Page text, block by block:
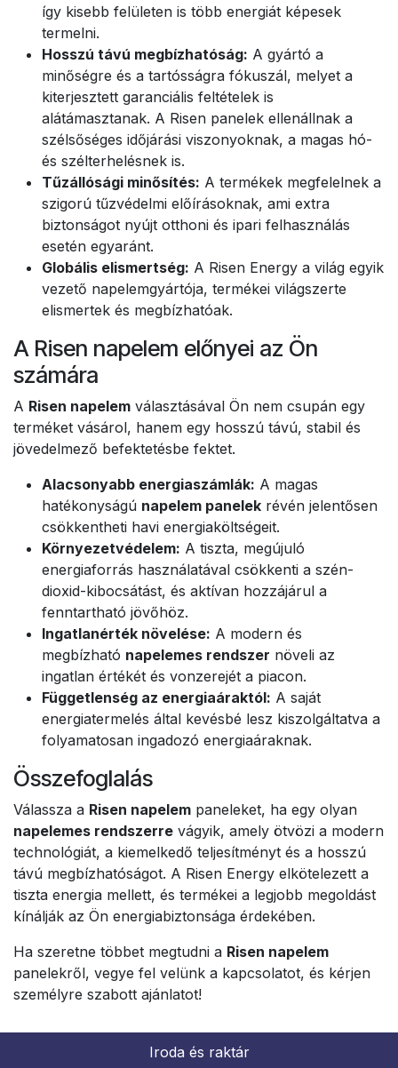
így kisebb felületen is több energiát képesek
termelni.
Hosszú távú megbízhatóság: A gyártó a
minőségre és a tartósságra fókuszál, melyet a
kiterjesztett garanciális feltételek is
alátámasztanak. A Risen panelek ellenállnak a
szélsőséges időjárási viszonyoknak, a magas hó-
és szélterhelésnek is.
Tűzállósági minősítés: A termékek megfelelnek a
szigorú tűzvédelmi előírásoknak, ami extra
biztonságot nyújt otthoni és ipari felhasználás
esetén egyaránt.
Globális elismertség: A Risen Energy a világ egyik
vezető napelemgyártója, termékei világszerte
elismertek és megbízhatóak.
A Risen napelem előnyei az Ön
számára
A Risen napelem választásával Ön nem csupán egy
terméket vásárol, hanem egy hosszú távú, stabil és
jövedelmező befektetésbe fektet.
Alacsonyabb energiaszámlák: A magas
hatékonyságú napelem panelek révén jelentősen
csökkentheti havi energiaköltségeit.
Környezetvédelem: A tiszta, megújuló
energiaforrás használatával csökkenti a szén-
dioxid-kibocsátást, és aktívan hozzájárul a
fenntartható jövőhöz.
Ingatlanérték növelése: A modern és
megbízható napelemes rendszer növeli az
ingatlan értékét és vonzerejét a piacon.
Függetlenség az energiaáraktól: A saját
energiatermelés által kevésbé lesz kiszolgáltatva a
folyamatosan ingadozó energiaáraknak.
Összefoglalás
Válassza a Risen napelem paneleket, ha egy olyan
napelemes rendszerre vágyik, amely ötvözi a modern
technológiát, a kiemelkedő teljesítményt és a hosszú
távú megbízhatóságot. A Risen Energy elkötelezett a
tiszta energia mellett, és termékei a legjobb megoldást
kínálják az Ön energiabiztonsága érdekében.
Ha szeretne többet megtudni a Risen napelem
panelekről, vegye fel velünk a kapcsolatot, és kérjen
személyre szabott ajánlatot!
Iroda és raktár